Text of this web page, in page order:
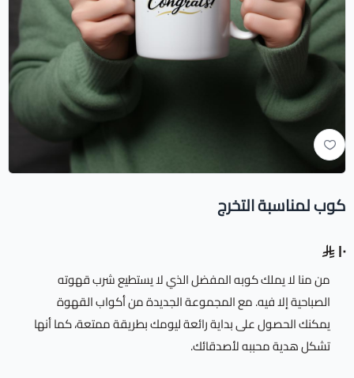
كوب لمناسبة التخرج
١٠
من منا لا يملك كوبه المفضل الذي لا يستطيع شرب قهوته
الصباحية إلا فيه. مع المجموعة الجديدة من أكواب القهوة
يمكنك الحصول على بداية رائعة ليومك بطريقة ممتعة، كما أنها
تشكل هدية محببه لأصدقائك.